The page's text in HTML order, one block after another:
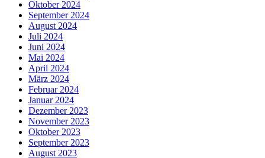
Oktober 2024
September 2024
August 2024
Juli 2024
Juni 2024
Mai 2024
April 2024
März 2024
Februar 2024
Januar 2024
Dezember 2023
November 2023
Oktober 2023
September 2023
August 2023